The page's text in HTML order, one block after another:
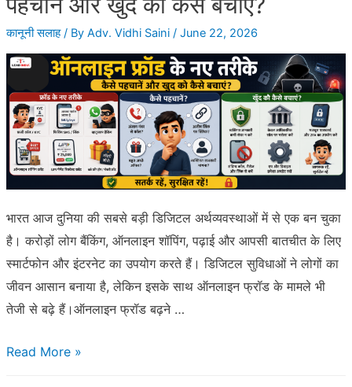
का
शिकार
हो
गए
–
इसे
कैसे
पहचानें
बचें?
कानूनी सलाह/ By Adv. Vidhi Saini / June 22, 2026
भारत आज दुनिया की सबसे बड़ी डिजिटल अर्थव्यवस्थाओं में से एक बन चुका
है। करोड़ों लोग बैंकिंग, ऑनलाइन शॉपिंग, पढ़ाई और आपसी बातचीत के लिए
स्मार्टफोन और इंटरनेट का उपयोग करते हैं। डिजिटल सुविधाओं ने लोगों का
जीवन आसान बनाया है, लेकिन इसके साथ ऑनलाइन फ्रॉड के मामले भी
तेजी से बढ़े हैं।ऑनलाइन फ्रॉड बढ़ने …
ऑनलाइन
Read More »